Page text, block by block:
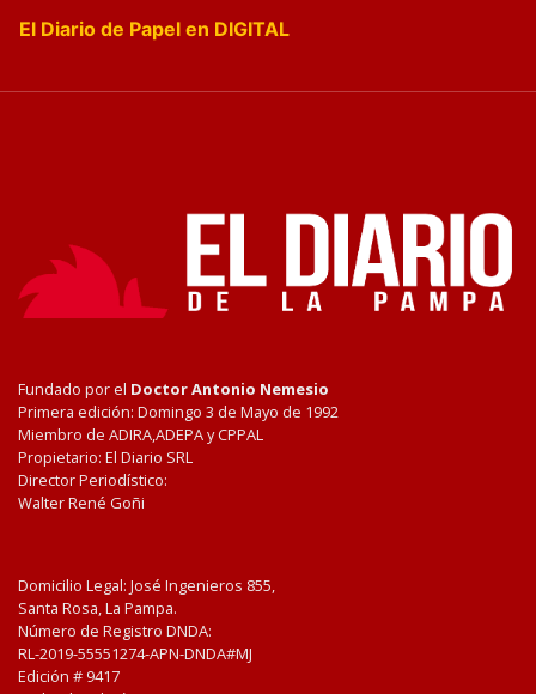
El Diario de Papel en DIGITAL
Fundado por el Doctor Antonio Nemesio
Primera edición: Domingo 3 de Mayo de 1992
Miembro de ADIRA,ADEPA y CPPAL
Propietario: El Diario SRL
Director Periodístico:
Walter René Goñi
Domicilio Legal: José Ingenieros 855,
Santa Rosa, La Pampa.
Número de Registro DNDA:
RL-2019-55551274-APN-DNDA#MJ
Edición # 9417